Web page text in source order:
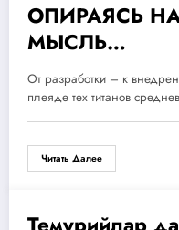
ОПИРАЯСЬ НА НАУЧНУЮ
МЫСЛЬ…
От разработки – к
плеяде тех титанов
Читать Далее